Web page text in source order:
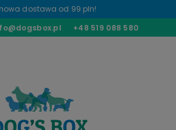
dostawa od 99 pln!
+48 519 088 580